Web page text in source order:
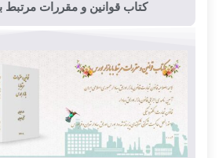
کتاب قوانین و مقررات مرتبط